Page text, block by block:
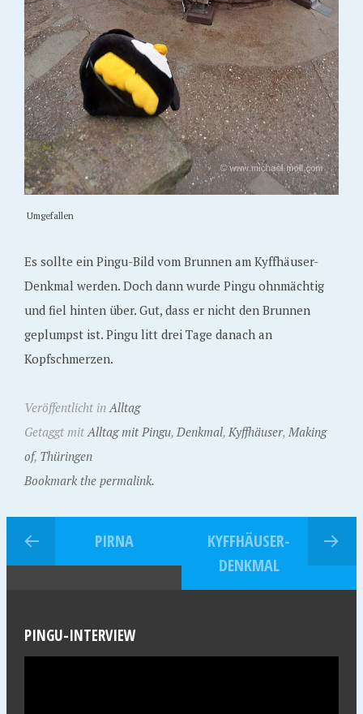
Umgefallen
Es sollte ein Pingu-Bild vom Brunnen am Kyffhäuser-
Denkmal werden. Doch dann wurde Pingu ohnmächtig
und fiel hinten über. Gut, dass er nicht den Brunnen
geplumpst ist. Pingu litt drei Tage danach an
Kopfschmerzen.
Veröffentlicht inAlltag
Getaggt mitAlltag mit Pingu, Denkmal, Kyffhäuser, Making
of, Thüringen
Bookmark the permalink.
PIRNA
KYFFHÄUSER-
DENKMAL
PINGU-INTERVIEW